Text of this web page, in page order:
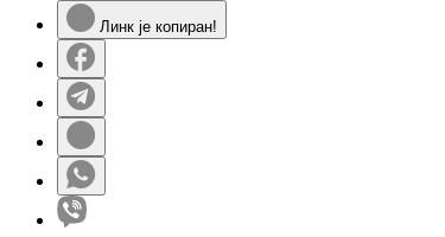
Линк је копиран!